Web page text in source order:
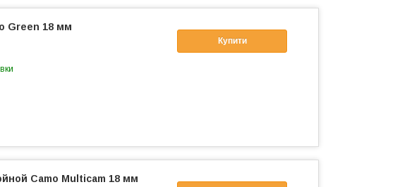
Купити
Green 18 мм
Camo Multicam 18 мм